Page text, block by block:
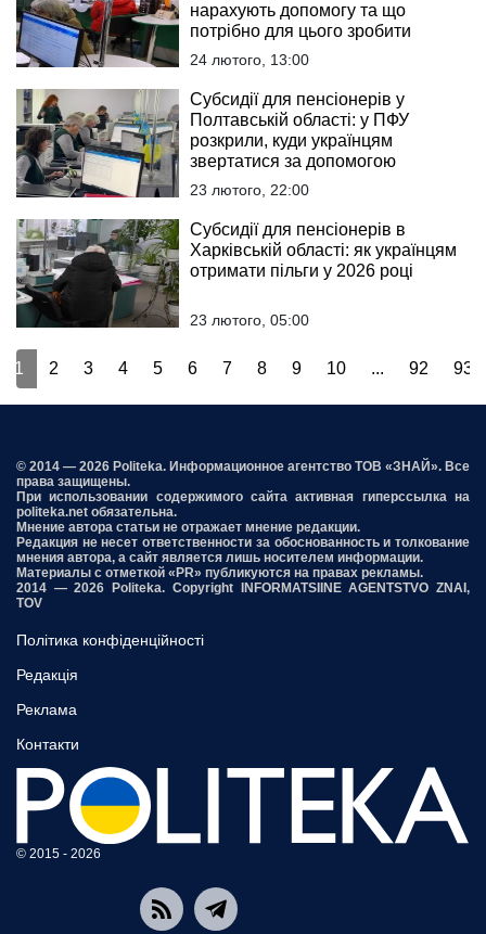
нарахують допомогу та що
потрібно для цього зробити
24 лютого, 13:00
Субсидії для пенсіонерів у
Полтавській області: у ПФУ
розкрили, куди українцям
звертатися за допомогою
23 лютого, 22:00
Субсидії для пенсіонерів в
Харківській області: як українцям
отримати пільги у 2026 році
23 лютого, 05:00
1 2 3 4 5 6 7 8 9 10 ... 92 93
© 2014 — 2026 Politeka. Информационное агентство ТОВ «ЗНАЙ». Все
права защищены.
При использовании содержимого сайта активная гиперссылка на
politeka.net обязательна.
Мнение автора статьи не отражает мнение редакции.
Редакция не несет ответственности за обоснованность и толкование
мнения автора, а сайт является лишь носителем информации.
Материалы с отметкой «PR» публикуются на правах рекламы.
2014 — 2026 Politeka. Copyright INFORMATSIINE AGENTSTVO ZNAI,
TOV
Політика конфіденційності
Редакція
Реклама
Контакти
© 2015 - 2026